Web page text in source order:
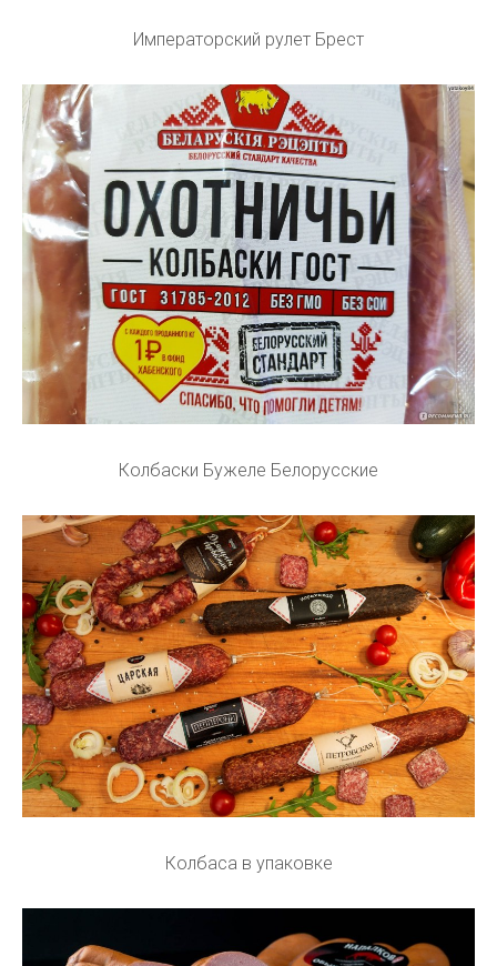
Императорский рулет Брест
Колбаски Бужеле Белорусские
Колбаса в упаковке